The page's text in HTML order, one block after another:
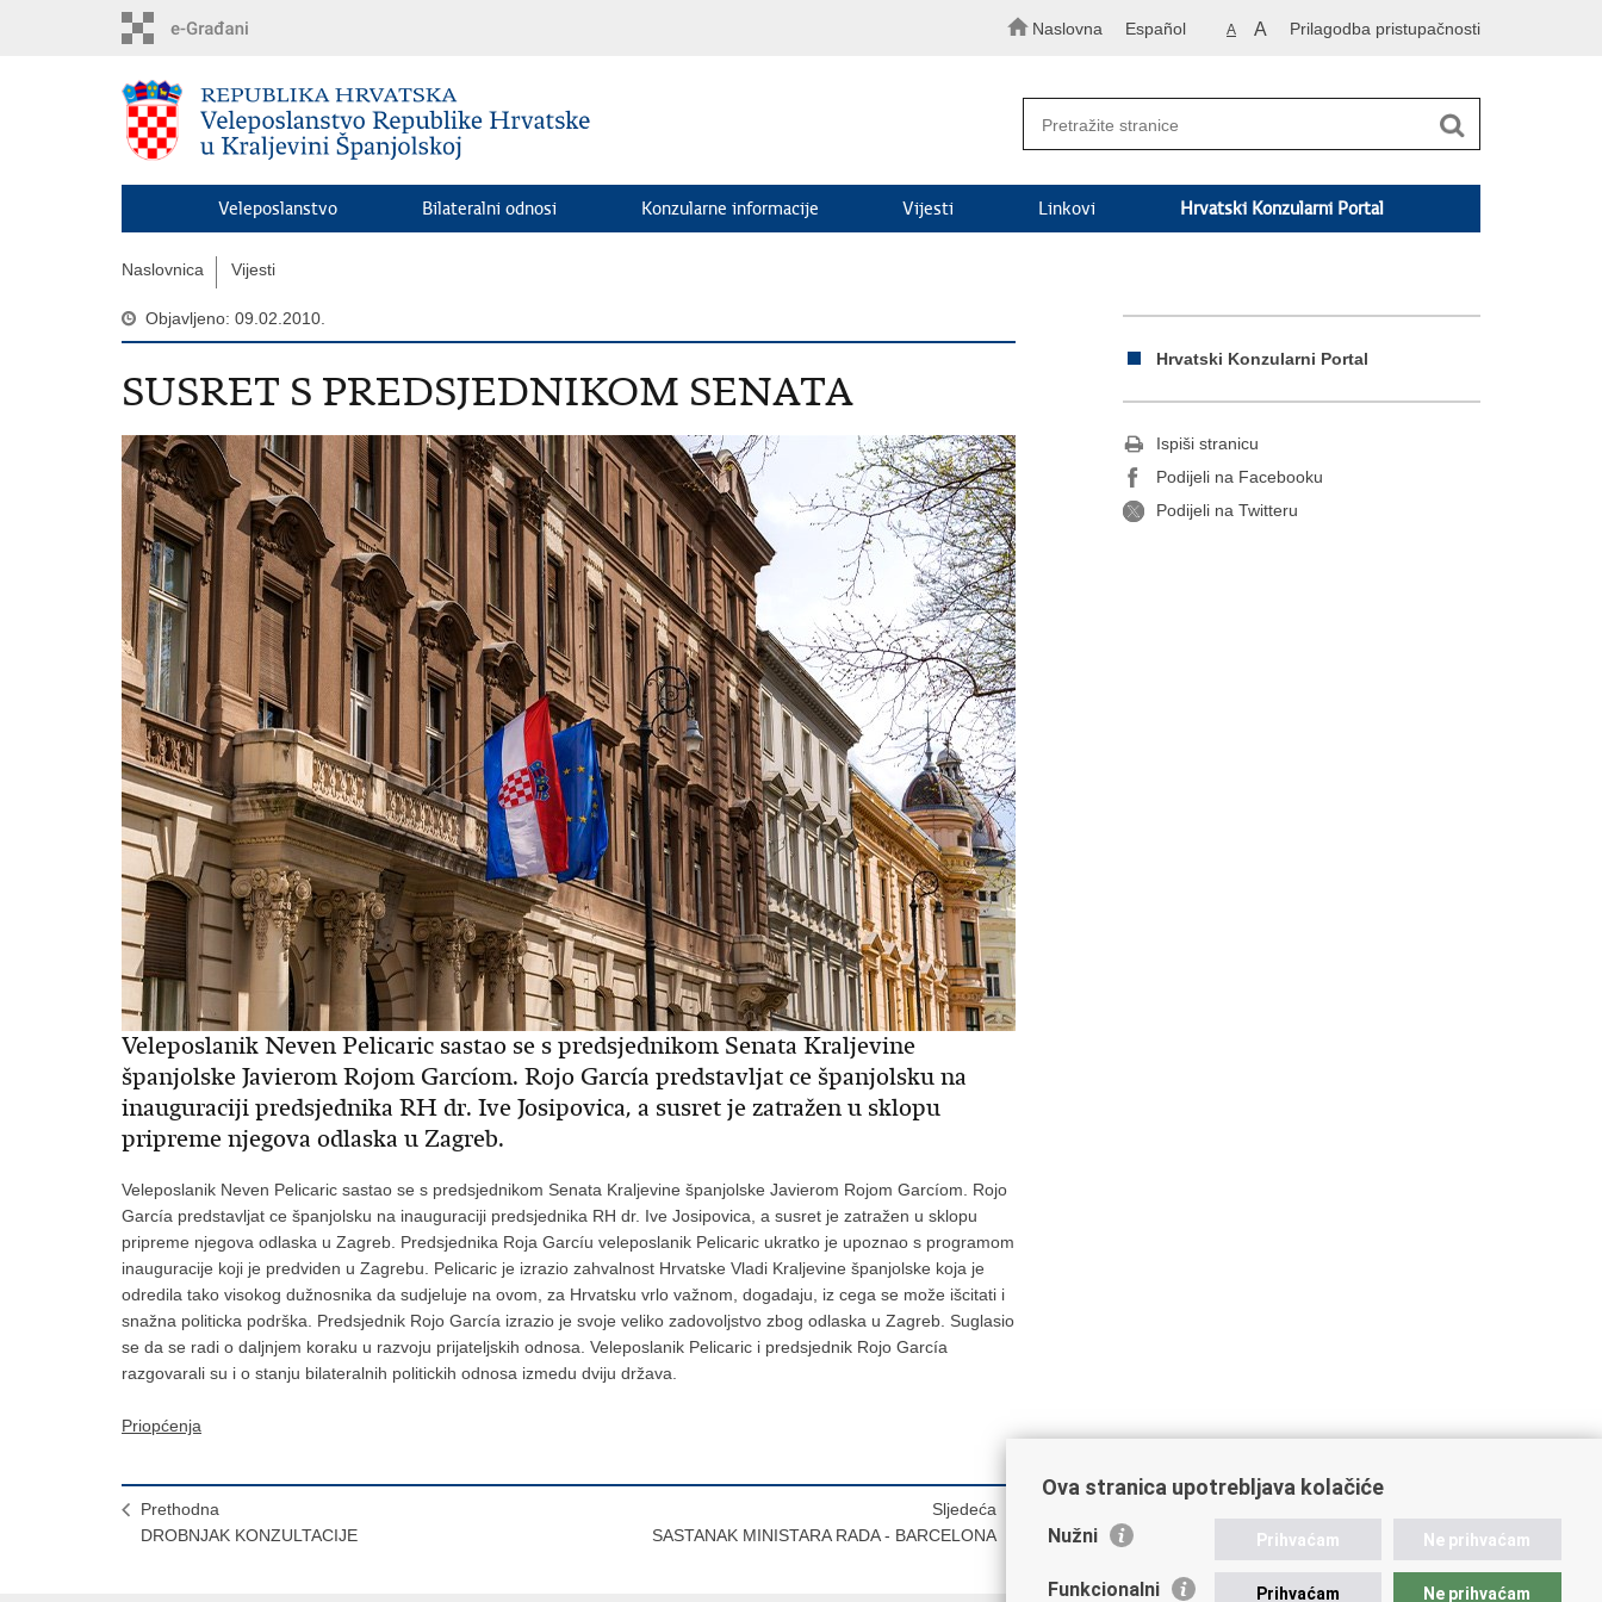
Naslovna Español A A Prilagodba pristupačnosti
Veleposlanstvo Bilateralni odnosi Konzularne informacije Vijesti Linkovi Hrvatski Konzularni Portal
Naslovnica Vijesti
Objavljeno: 09.02.2010.
SUSRET S PREDSJEDNIKOM SENATA
Veleposlanik Neven Pelicaric sastao se s predsjednikom Senata Kraljevine
španjolske Javierom Rojom Garcíom. Rojo García predstavljat ce španjolsku na
inauguraciji predsjednika RH dr. Ive Josipovica, a susret je zatražen u sklopu
pripreme njegova odlaska u Zagreb.
Veleposlanik Neven Pelicaric sastao se s predsjednikom Senata Kraljevine španjolske Javierom Rojom Garcíom. Rojo
García predstavljat ce španjolsku na inauguraciji predsjednika RH dr. Ive Josipovica, a susret je zatražen u sklopu
pripreme njegova odlaska u Zagreb. Predsjednika Roja Garcíu veleposlanik Pelicaric ukratko je upoznao s programom
inauguracije koji je predviden u Zagrebu. Pelicaric je izrazio zahvalnost Hrvatske Vladi Kraljevine španjolske koja je
odredila tako visokog dužnosnika da sudjeluje na ovom, za Hrvatsku vrlo važnom, dogadaju, iz cega se može išcitati i
snažna politicka podrška. Predsjednik Rojo García izrazio je svoje veliko zadovoljstvo zbog odlaska u Zagreb. Suglasio
se da se radi o daljnjem koraku u razvoju prijateljskih odnosa. Veleposlanik Pelicaric i predsjednik Rojo García
razgovarali su i o stanju bilateralnih politickih odnosa izmedu dviju država.
Priopćenja
Prethodna
DROBNJAK KONZULTACIJE
Sljedeća
SASTANAK MINISTARA RADA - BARCELONA
Hrvatski Konzularni Portal
Ispiši stranicu
Podijeli na Facebooku
Podijeli na Twitteru
Ova stranica upotrebljava kolačiće
Nužni Prihvaćam Ne prihvaćam
Funkcionalni Prihvaćam Ne prihvaćam